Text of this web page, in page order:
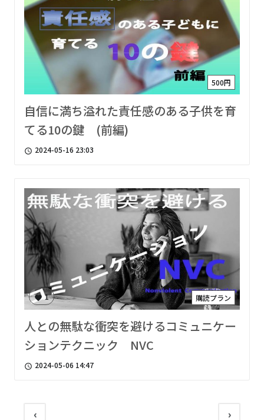
500円
自信に満ち溢れた責任感のある子供を育
てる10の鍵 (前編)
access_time 2024-05-16 23:03
favorite 1 購読プラン
人との無駄な衝突を避けるコミュニケー
ションテクニック NVC
access_time 2024-05-06 14:47
‹ ›